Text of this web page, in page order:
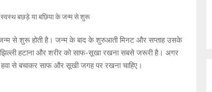
से शुरू होती है। जन्म के बाद के शुरुआती मिनट और सप्ताह उसके
हटाना और शरीर को साफ-सूखा रखना सबसे जरूरी है। अगर
से बचाकर साफ और सूखी जगह पर रखना चाहिए।